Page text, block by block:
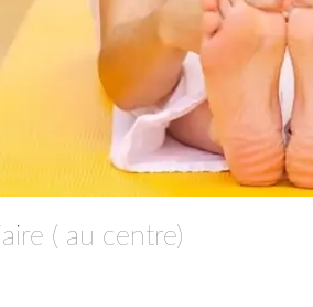
( au centre)